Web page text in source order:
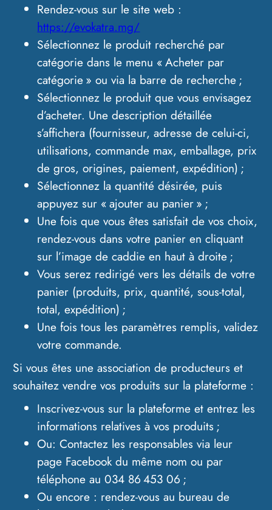
Rendez-vous sur le site web :
https://evokatra.mg/
Sélectionnez le produit recherché par
catégorie dans le menu « Acheter par
catégorie » ou via la barre de recherche ;
Sélectionnez le produit que vous envisagez
d’acheter. Une description détaillée
s’affichera (fournisseur, adresse de celui-ci,
utilisations, commande max, emballage, prix
de gros, origines, paiement, expédition) ;
Sélectionnez la quantité désirée, puis
appuyez sur « ajouter au panier » ;
Une fois que vous êtes satisfait de vos choix,
rendez-vous dans votre panier en cliquant
sur l’image de caddie en haut à droite ;
Vous serez redirigé vers les détails de votre
panier (produits, prix, quantité, sous-total,
total, expédition) ;
Une fois tous les paramètres remplis, validez
votre commande.
Si vous êtes une association de producteurs et
souhaitez vendre vos produits sur la plateforme :
Inscrivez-vous sur la plateforme et entrez les
informations relatives à vos produits ;
Ou: Contactez les responsables via leur
page Facebook du même nom ou par
téléphone au 034 86 453 06 ;
Ou encore : rendez-vous au bureau de